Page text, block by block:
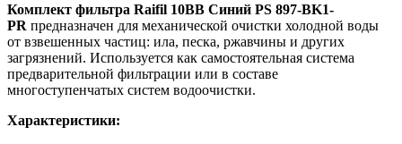
Комплект фильтра Raifil 10BB Синий PS 897-BK1-
PR предназначен для механической очистки холодной воды
от взвешенных частиц: ила, песка, ржавчины и других
загрязнений. Используется как самостоятельная система
предварительной фильтрации или в составе
многоступенчатых систем водоочистки.
Характеристики: